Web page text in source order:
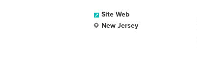
Site Web
New Jersey